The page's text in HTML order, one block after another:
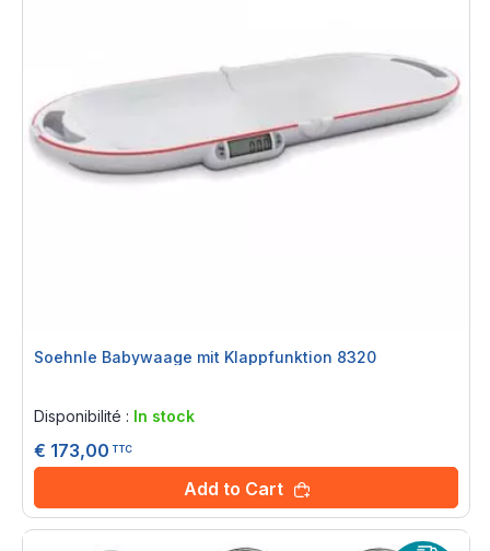
Soehnle Babywaage mit Klappfunktion 8320
Disponibilité : In stock
€ 173,00 TTC
Add to Cart